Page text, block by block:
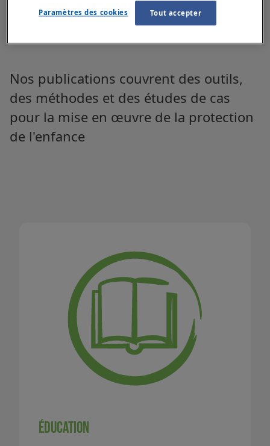
documentation
Nos publications couvrent des outils,
des méthodes et des études de cas
pour la mise en œuvre de la protection
de l'enfance
Éducation
Tout accepter
Paramètres des cookies